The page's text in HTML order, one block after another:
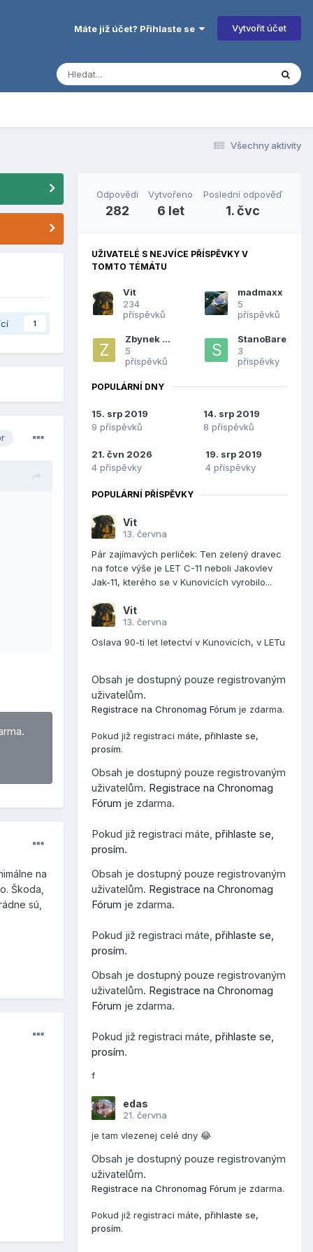
Máte již účet? Přihlaste se Vytvořit účet
Všechny aktivity
1
na
Škoda,
sú,
Odpovědi
282
Vytvořeno
6 let
Poslední odpověď
1. čvc
UŽIVATELÉ S NEJVÍCE PŘÍSPĚVKY V
TOMTO TÉMÁTU
Vit
234
příspěvků
madmaxx
5
příspěvků
Zbynek Zak
5
příspěvků
StanoBare
3
příspěvky
POPULÁRNÍ DNY
15. srp 2019
9 příspěvků
14. srp 2019
8 příspěvků
21. čvn 2026
4 příspěvky
19. srp 2019
4 příspěvky
POPULÁRNÍ PŘÍSPĚVKY
Vit
13. června
Pár zajímavých perliček: Ten zelený dravec
na fotce výše je LET C-11 neboli Jakovlev
Jak-11, kterého se v Kunovicích vyrobilo...
Vit
13. června
Oslava 90-ti let letectví v Kunovicích, v LETu
Obsah je dostupný pouze registrovaným
uživatelům.
Registrace na Chronomag Fórum je zdarma.
Pokud již registraci máte, přihlaste se,
prosím.
Obsah je dostupný pouze registrovaným
uživatelům. Registrace na Chronomag
Fórum je zdarma.
Pokud již registraci máte, přihlaste se,
prosím.
Obsah je dostupný pouze registrovaným
uživatelům. Registrace na Chronomag
Fórum je zdarma.
Pokud již registraci máte, přihlaste se,
prosím.
Obsah je dostupný pouze registrovaným
uživatelům. Registrace na Chronomag
Fórum je zdarma.
Pokud již registraci máte, přihlaste se,
prosím.
f
edas
21. června
je tam vlezenej celé dny 😂
Obsah je dostupný pouze registrovaným
uživatelům.
Registrace na Chronomag Fórum je zdarma.
Pokud již registraci máte, přihlaste se,
prosím.